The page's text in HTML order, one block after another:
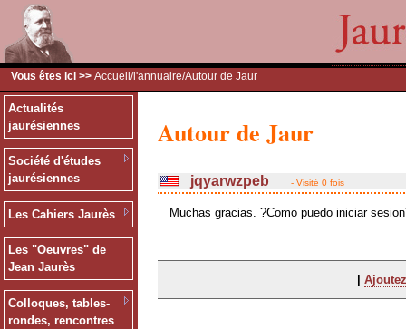
Vous êtes ici >> Accueil /l'annuaire/Autour de Jaur
Actualités
jaurésiennes
Société d'études
jaurésiennes
Les Cahiers Jaurès
Les "Oeuvres" de
Jean Jaurès
Colloques, tables-
rondes, rencontres
Autour de Jaur
jqyarwzpeb - Visité 0 fois
Muchas gracias. ?Como puedo iniciar
|